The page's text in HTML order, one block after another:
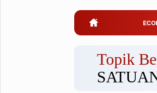
Belanja
Kuliner
Topik